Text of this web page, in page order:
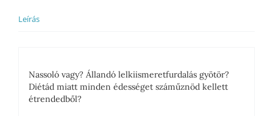
mennyiség
Leírás
Nassoló vagy? Állandó lelkiismeretfurdalás gyötör?
Diétád miatt minden édességet száműznöd kellett
étrendedből?